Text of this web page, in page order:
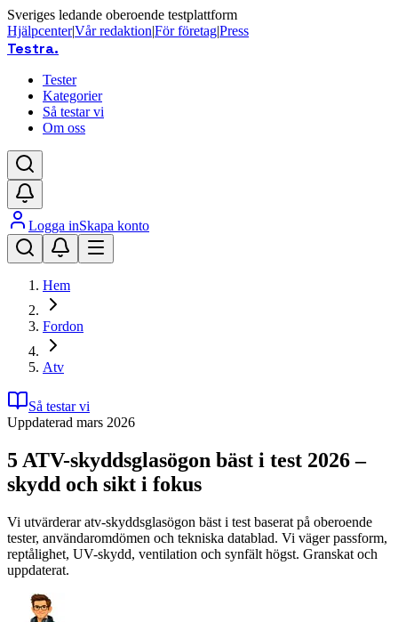
Sveriges ledande oberoende testplattform
Hjälpcenter|Vår redaktion|För företag|Press
Testra.
Tester
Kategorier
Så testar vi
Om oss
Logga inSkapa konto
Hem
Fordon
Atv
Så testar vi
Uppdaterad mars 2026
5 ATV-skyddsglasögon bäst i test 2026 –
skydd och sikt i fokus
Vi utvärderar atv-skyddsglasögon bäst i test baserat på oberoende
tester, användaromdömen och tekniska datablad. Vi väger passform,
reptålighet, UV-skydd, ventilation och synfält högst. Granskat och
uppdaterat.